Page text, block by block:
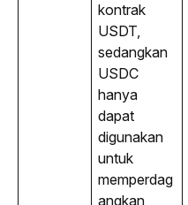
kontrak
USDT,
sedangkan
USDC
hanya
dapat
digunakan
untuk
memperdag
angkan